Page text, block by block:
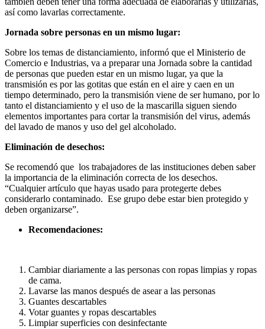
así como lavarlas correctamente.
Jornada sobre personas en un mismo lugar:
Sobre los temas de distanciamiento, informó que el Ministerio de
Comercio e Industrias, va a preparar una Jornada sobre la cantidad
de personas que pueden estar en un mismo lugar, ya que la
transmisión es por las gotitas que están en el aire y caen en un
tiempo determinado, pero la transmisión viene de ser humano, por lo
tanto el distanciamiento y el uso de la mascarilla siguen siendo
elementos importantes para cortar la transmisión del virus, además
del lavado de manos y uso del gel alcoholado.
Eliminación de desechos:
Se recomendó que los trabajadores de las instituciones deben saber
la importancia de la eliminación correcta de los desechos.
“Cualquier artículo que hayas usado para protegerte debes
considerarlo contaminado. Ese grupo debe estar bien protegido y
deben organizarse”.
Recomendaciones:
Cambiar diariamente a las personas con ropas limpias y ropas
de cama.
Lavarse las manos después de asear a las personas
Guantes descartables
Votar guantes y ropas descartables
Limpiar superficies con desinfectante